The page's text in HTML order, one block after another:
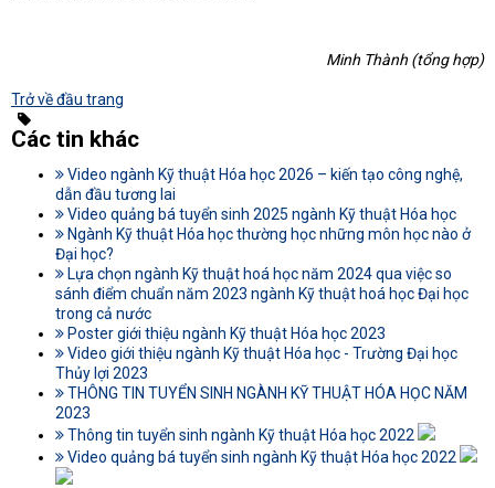
Minh Thành (tổng hợp)
Trở về đầu trang
Các tin khác
Video ngành Kỹ thuật Hóa học 2026 – kiến tạo công nghệ,
dẫn đầu tương lai
Video quảng bá tuyển sinh 2025 ngành Kỹ thuật Hóa học
Ngành Kỹ thuật Hóa học thường học những môn học nào ở
Đại học?
Lựa chọn ngành Kỹ thuật hoá học năm 2024 qua việc so
sánh điểm chuẩn năm 2023 ngành Kỹ thuật hoá học Đại học
trong cả nước
Poster giới thiệu ngành Kỹ thuật Hóa học 2023
Video giới thiệu ngành Kỹ thuật Hóa học - Trường Đại học
Thủy lợi 2023
THÔNG TIN TUYỂN SINH NGÀNH KỸ THUẬT HÓA HỌC NĂM
2023
Thông tin tuyển sinh ngành Kỹ thuật Hóa học 2022
Video quảng bá tuyển sinh ngành Kỹ thuật Hóa học 2022